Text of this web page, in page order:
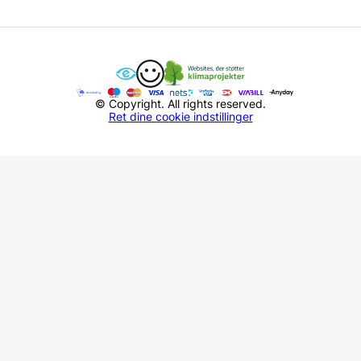
© Copyright. All rights reserved.
Ret dine cookie indstillinger